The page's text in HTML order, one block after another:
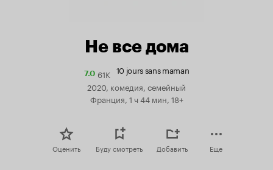
Не все дома
7.0Рейтинг
Кинопоиска
61K 10 jours sans maman
2020, комедия, семейный
Франция, 1 ч 44 мин, 18+
Оценить Буду смотреть Добавить Еще